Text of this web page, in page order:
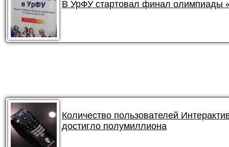
В УрФУ стартовал финал олимпиады
Количество пользователей
достигло полумиллиона